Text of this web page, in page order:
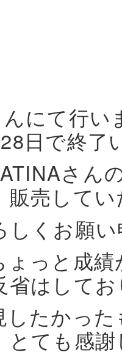
んにて行
日で終了
さん
販売して
しくお願
ょっと成
省はして
したかっ
とても感